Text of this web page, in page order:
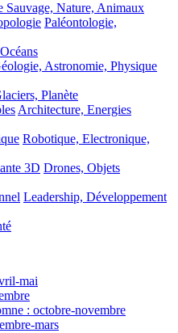
Sauvage, Nature, Animaux
Paléontologie,
Astronomie, Physique
Planète
Architecture, Energies
Robotique, Electronique,
3D Drones, Objets
Leadership, Développement
mai
: octobre-novembre
mars